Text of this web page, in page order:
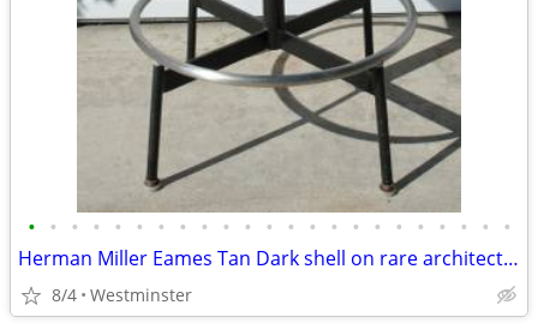
• • • • • • • • • • • • • • • • • • • • • • •
Herman Miller Eames Tan Dark shell on rare architect's drafting base.
8/4 Westminster